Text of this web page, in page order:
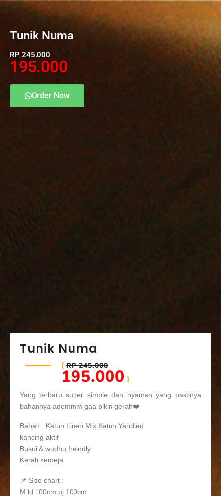
Tunik Numa
RP 245.000
195.000
Yang terbaru super simple dan nyaman yang pastinya
bahannya ademmm gaa bikin gerah❤️
Bahan : Katun Linen Mix Katun Yandied
kancing aktif
Busui & wudhu freindly
Kerah kemeja
📌 Size chart :
M ld 100cm pj 100cm
Tunik Numa
RP 245.000
195.000
Order Now